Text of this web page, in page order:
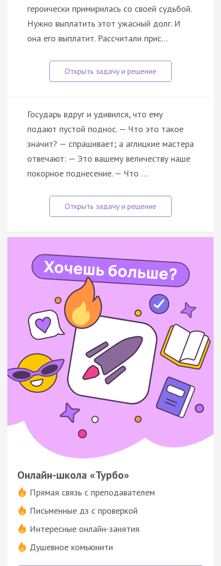
героически примирилась со своей судьбой.
Нужно выплатить этот ужасный долг. И
она его выплатит. Рассчитали прис…
Государь вдруг и удивился, что ему
подают пустой поднос. — Что это такое
значит? — спрашивает; а аглицкие мастера
отвечают: — Это вашему величеству наше
покорное поднесение. — Что …
Онлайн-школа «Турбо»
Прямая связь с преподавателем
Письменные дз с проверкой
Интересные онлайн-занятия
Душевное комьюнити